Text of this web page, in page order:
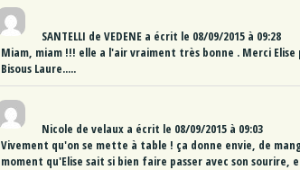
SANTELLI de VEDENE a écrit le 08/09/2015 à 09:28
Miam, miam !!! elle a l'air vraiment très bonne . Merci
Bisous Laure.....
Nicole de velaux a écrit le 08/09/2015 à 09:03
Vivement qu'on se mette à table ! ça donne envie, de
moment qu'Elise sait si bien faire passer avec son sourire,